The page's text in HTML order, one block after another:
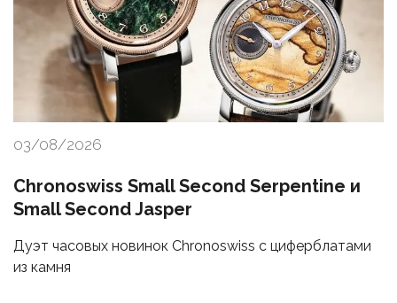
03/08/2026
Chronoswiss Small Second Serpentine и
Small Second Jasper
Дуэт часовых новинок Chronoswiss с циферблатами
из камня